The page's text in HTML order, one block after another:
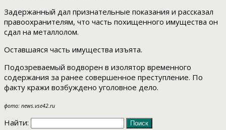
Задержанный дал признательные показания и рассказал
правоохранителям, что часть похищенного имущества он
сдал на металлолом.
Оставшаяся часть имущества изъята.
Подозреваемый водворен в изолятор временного
содержания за ранее совершенное преступление. По
факту кражи возбуждено уголовное дело.
фото: news.vse42.ru
Найти: